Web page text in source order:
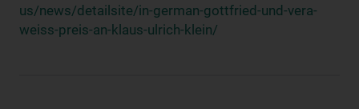
us/news/detailsite/in-german-gottfried-und-vera-
weiss-preis-an-klaus-ulrich-klein/